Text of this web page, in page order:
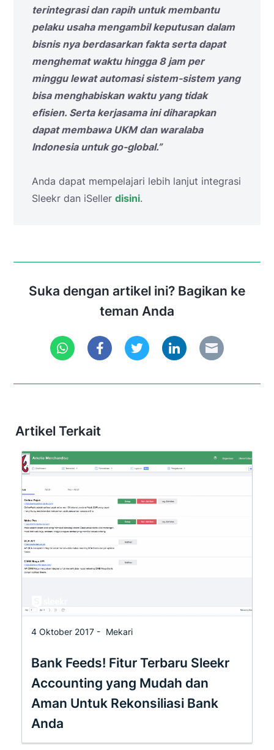
terintegrasi dan rapih untuk membantu
pelaku usaha mengambil keputusan dalam
bisnis nya berdasarkan fakta serta dapat
menghemat waktu hingga 8 jam per
minggu lewat automasi sistem-sistem yang
bisa menghabiskan waktu yang tidak
efisien. Serta kerjasama ini diharapkan
dapat membawa UKM dan waralaba
Indonesia untuk go-global.”
Anda dapat mempelajari lebih lanjut integrasi
Sleekr dan iSeller disini.
Suka dengan artikel ini? Bagikan ke
teman Anda
Artikel Terkait
4 Oktober 2017 - Mekari
Bank Feeds! Fitur Terbaru Sleekr
Accounting yang Mudah dan
Aman Untuk Rekonsiliasi Bank
Anda